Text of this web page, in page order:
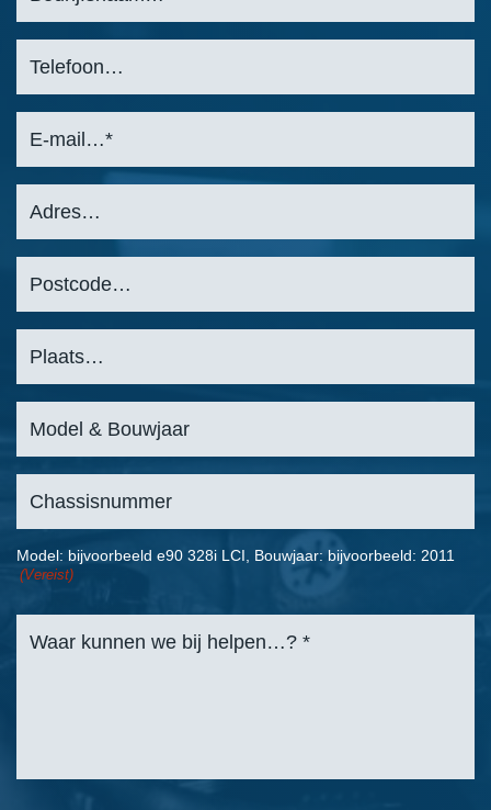
Model: bijvoorbeeld e90 328i LCI, Bouwjaar: bijvoorbeeld: 2011
(Vereist)